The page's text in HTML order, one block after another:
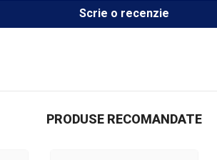
Scrie o recenzie
PRODUSE RECOMANDATE